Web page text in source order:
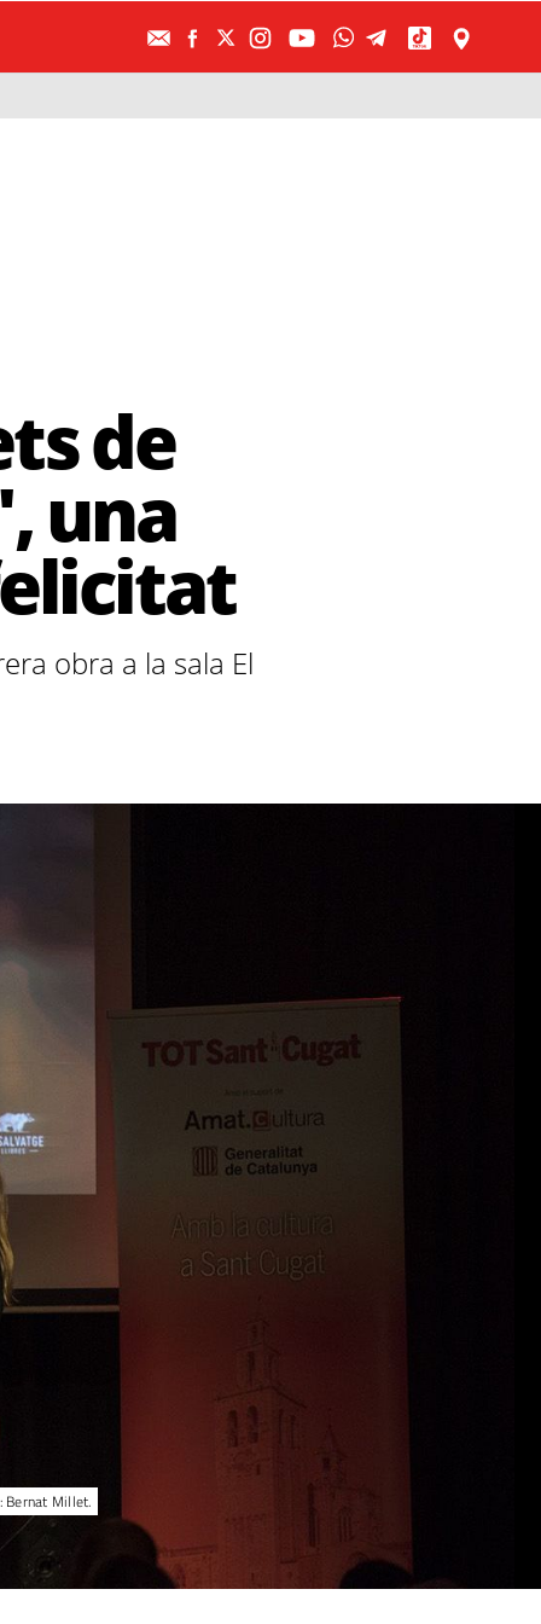
de
una
obra a la sala El
Bernat Millet.